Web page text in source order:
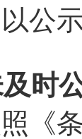
公示
时
《